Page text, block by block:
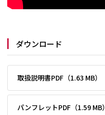
ダウンロード
取扱説明書PDF（1.63 MB）
パンフレットPDF（1.59 MB）